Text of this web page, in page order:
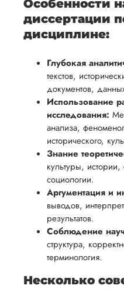
Особенности
диссертации
дисциплине:
Глубокая
текстов,
документов,
Использование
исследования:
анализа,
исторического,
Знание
культуры,
социологии.
Аргументация и
выводов,
результатов.
Соблюдение
структура,
терминология.
Несколько